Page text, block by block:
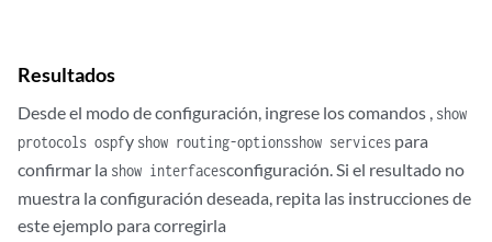
Resultados
Desde el modo de configuración, ingrese los comandos , show
protocols ospfy show routing-optionsshow services para
confirmar la show interfacesconfiguración. Si el resultado no
muestra la configuración deseada, repita las instrucciones de
este ejemplo para corregirla